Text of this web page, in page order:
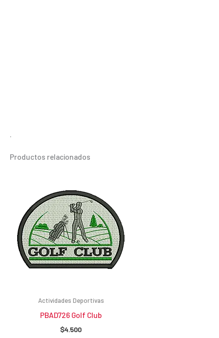
.
Productos relacionados
Actividades Deportivas
PBAD726 Golf Club
$4.500